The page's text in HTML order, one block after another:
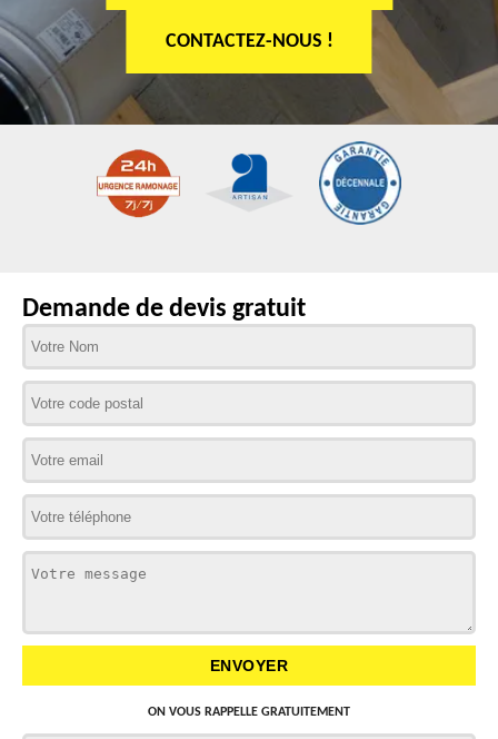
CONTACTEZ-NOUS !
Demande de devis gratuit
ON VOUS RAPPELLE GRATUITEMENT